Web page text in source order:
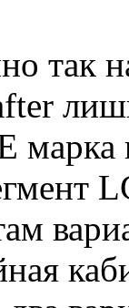
так